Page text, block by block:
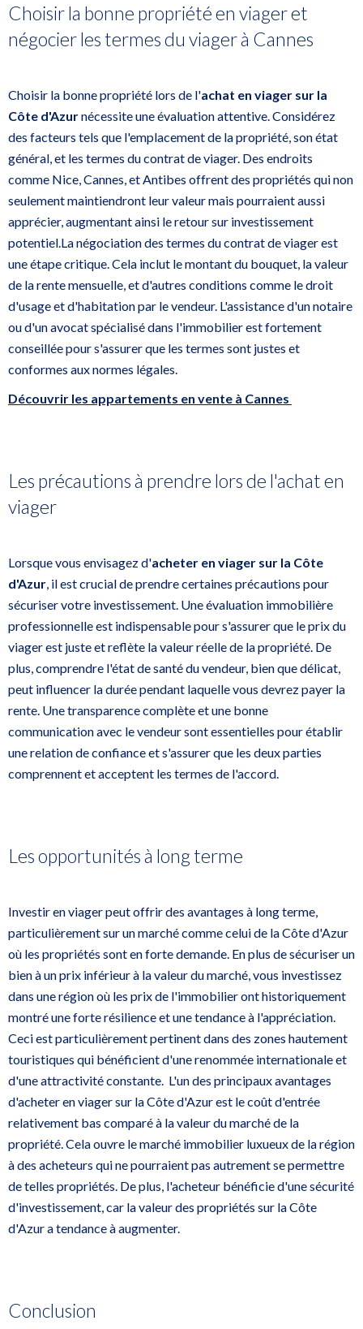
Choisir la bonne propriété en viager et
négocier les termes du viager à Cannes
Choisir la bonne propriété lors de l'achat en viager sur la
Côte d'Azurnécessite une évaluation attentive. Considérez
des facteurs tels que l'emplacement de la propriété, son état
général, et les termes du contrat de viager. Des endroits
comme Nice, Cannes, et Antibes offrent des propriétés qui non
seulement maintiendront leur valeur mais pourraient aussi
apprécier, augmentant ainsi le retour sur investissement
potentiel.La négociation des termes du contrat de viager est
une étape critique. Cela inclut le montant du bouquet, la valeur
de la rente mensuelle, et d'autres conditions comme le droit
d'usage et d'habitation par le vendeur. L'assistance d'un notaire
ou d'un avocat spécialisé dans l'immobilier est fortement
conseillée pour s'assurer que les termes sont justes et
conformes aux normes légales.
Découvrir les appartements en vente à Cannes
Les précautions à prendre lors de l'achat en
viager
Lorsque vous envisagez d'acheter en viager sur la Côte
d'Azur , il est crucial de prendre certaines précautions pour
sécuriser votre investissement. Une évaluation immobilière
professionnelle est indispensable pour s'assurer que le prix du
viager est juste et reflète la valeur réelle de la propriété. De
plus, comprendre l'état de santé du vendeur, bien que délicat,
peut influencer la durée pendant laquelle vous devrez payer la
rente. Une transparence complète et une bonne
communication avec le vendeur sont essentielles pour établir
une relation de confiance et s'assurer que les deux parties
comprennent et acceptent les termes de l'accord.
Les opportunités à long terme
Investir en viager peut offrir des avantages à long terme,
particulièrement sur un marché comme celui de la Côte d'Azur
où les propriétés sont en forte demande. En plus de sécuriser un
bien à un prix inférieur à la valeur du marché, vous investissez
dans une région où les prix de l'immobilier ont historiquement
montré une forte résilience et une tendance à l'appréciation.
Ceci est particulièrement pertinent dans des zones hautement
touristiques qui bénéficient d'une renommée internationale et
d'une attractivité constante. L'un des principaux avantages
d'acheter en viager sur la Côte d'Azur est le coût d'entrée
relativement bas comparé à la valeur du marché de la
propriété. Cela ouvre le marché immobilier luxueux de la région
à des acheteurs qui ne pourraient pas autrement se permettre
de telles propriétés. De plus, l'acheteur bénéficie d'une sécurité
d'investissement, car la valeur des propriétés sur la Côte
d'Azur a tendance à augmenter.
Conclusion